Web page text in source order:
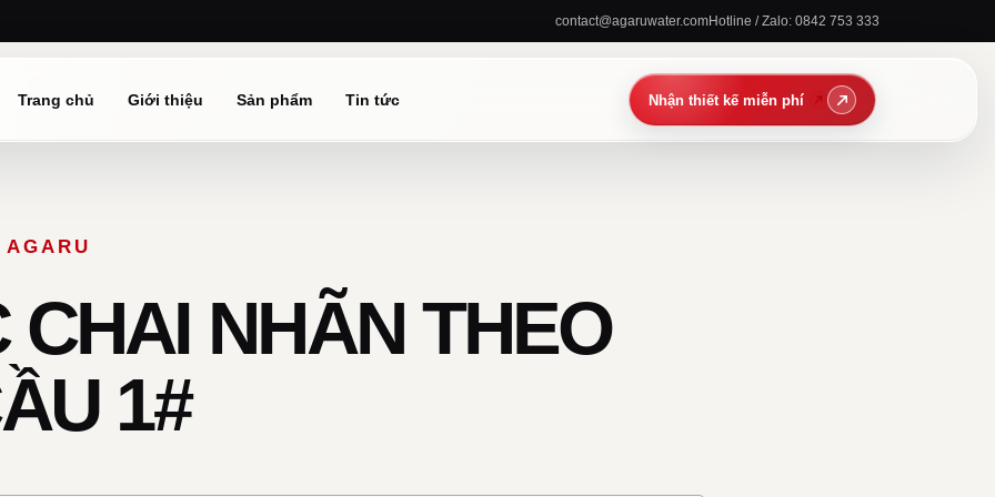
contact@agaruwater.comHotline / Zalo: 0842 753 333
Trang chủ Giới thiệu Sản phẩm Tin tức
NHÃN THEO
1#